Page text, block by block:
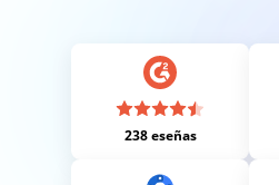
238 eseñas